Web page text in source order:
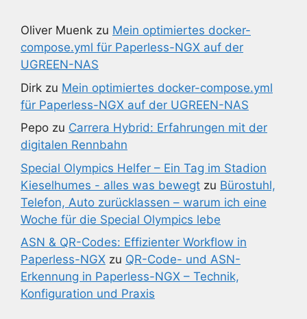
Oliver Muenk zu Mein optimiertes docker-
compose.yml für Paperless-NGX auf der
UGREEN-NAS
Dirk zu Mein optimiertes docker-compose.yml
für Paperless-NGX auf der UGREEN-NAS
Pepo zu Carrera Hybrid: Erfahrungen mit der
digitalen Rennbahn
Special Olympics Helfer – Ein Tag im Stadion
Kieselhumes - alles was bewegt zu Bürostuhl,
Telefon, Auto zurücklassen – warum ich eine
Woche für die Special Olympics lebe
ASN & QR-Codes: Effizienter Workflow in
Paperless-NGX zu QR-Code- und ASN-
Erkennung in Paperless-NGX – Technik,
Konfiguration und Praxis